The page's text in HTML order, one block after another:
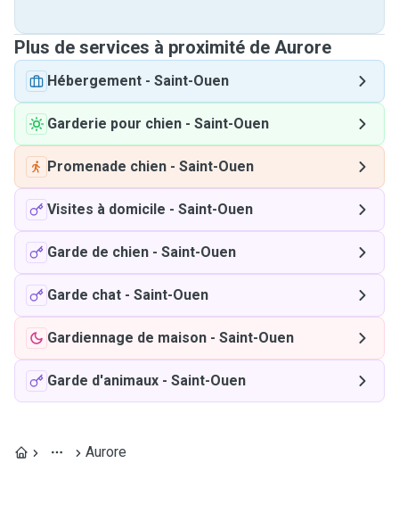
Plus de services à proximité de Aurore
Hébergement - Saint-Ouen
Garderie pour chien - Saint-Ouen
Promenade chien - Saint-Ouen
Visites à domicile - Saint-Ouen
Garde de chien - Saint-Ouen
Garde chat - Saint-Ouen
Gardiennage de maison - Saint-Ouen
Garde d'animaux - Saint-Ouen
Aurore